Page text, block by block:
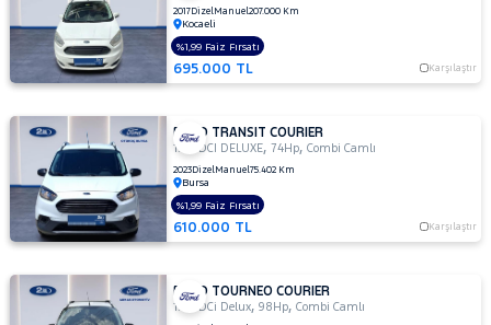
KIA
LANCIA
MERCEDES-
BENZ
MINI
MITSUBISHI
MOTORSIKLET
OPEL
2017DizelManuel207.000 Km
Kocaeli
695.000 TL Karşılaştır
%1,99 Faiz Fırsatı
FORD TRANSIT COURIER
1.5 TDCI DELUXE,74Hp,Combi Camlı
2023DizelManuel75.402 Km
Bursa
610.000 TL Karşılaştır
%1,99 Faiz Fırsatı
FORD TOURNEO COURIER
1.5 TDCi Delux,98Hp,Combi Camlı